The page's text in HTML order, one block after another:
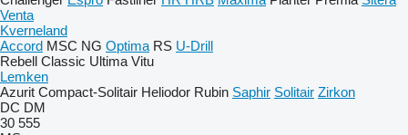
Venta
Kverneland
Accord MSC NG Optima RS U-Drill
Rebell Classic Ultima Vitu
Lemken
Azurit Compact-Solitair Heliodor Rubin Saphir Solitair Zirkon
DC DM
30 555